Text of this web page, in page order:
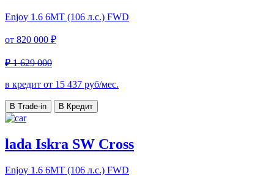
Enjoy 1.6 6МТ (106 л.с.) FWD
от 820 000 ₽
₽ 1 629 000
в кредит от 15 437 руб/мес.
В Trade-in В Кредит
lada Iskra SW Cross
Enjoy 1.6 6МТ (106 л.с.) FWD